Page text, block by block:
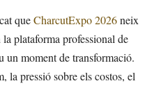
queCharcutExpo 2026neix
plataforma professional de
un moment de transformació.
la pressió sobre els costos, el